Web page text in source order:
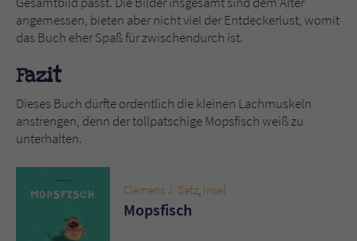
angemessen, bieten aber nicht viel der Entdeckerlust, womit
das Buch eher Spaß für zwischendurch ist.
Fazit
Dieses Buch dürfte ordentlich die kleinen Lachmuskeln
anstrengen, denn der tollpatschige Mopsfisch weiß zu
unterhalten.
Clemens J. Setz, Insel
Mopsfisch